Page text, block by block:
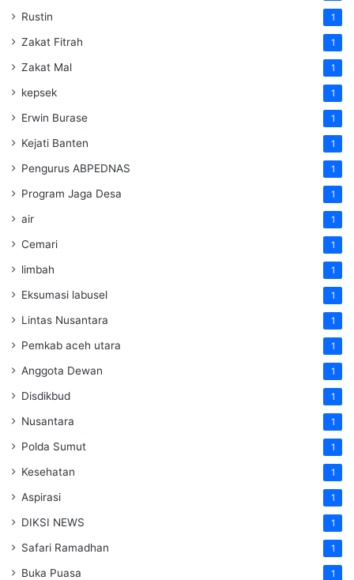
Rustin 1
Zakat Fitrah 1
Zakat Mal 1
kepsek 1
Erwin Burase 1
Kejati Banten 1
Pengurus ABPEDNAS 1
Program Jaga Desa 1
air 1
Cemari 1
limbah 1
Eksumasi labusel 1
Lintas Nusantara 1
Pemkab aceh utara 1
Anggota Dewan 1
Disdikbud 1
Nusantara 1
Polda Sumut 1
Kesehatan 1
Aspirasi 1
DIKSI NEWS 1
Safari Ramadhan 1
Buka Puasa 1